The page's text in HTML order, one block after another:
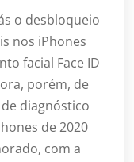
o desbloqueio
nos iPhones
facial Face ID
porém, de
diagnóstico
de 2020
com a